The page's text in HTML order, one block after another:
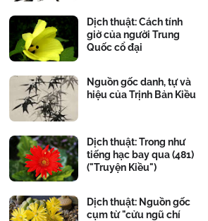
Dịch thuật: Cách tính
giờ của người Trung
Quốc cổ đại
Nguồn gốc danh, tự và
hiệu của Trịnh Bản Kiều
Dịch thuật: Trong như
tiếng hạc bay qua (481)
("Truyện Kiều")
Dịch thuật: Nguồn gốc
cụm từ "cửu ngũ chí